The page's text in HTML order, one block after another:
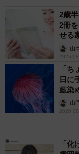
選挙戦終盤、決起集会に
（撮影・吉田敦史）
次第に、何かした
議を招集するように
も及ぶ。元々、野
フに選手たちの契
るのを見て、「う
に評価する。未達
していたら大幅ア
2歳
2冊
せる
山
「
日に
藍染
ごい
山
「